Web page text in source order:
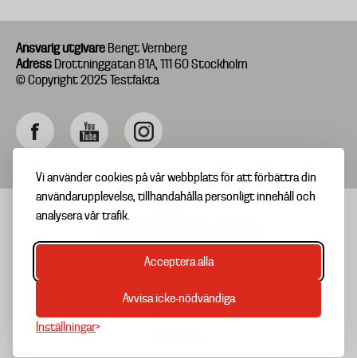
Vi använder cookies på vår webbplats för att förbättra din
användarupplevelse, tillhandahålla personligt innehåll och
analysera vår trafik.
Acceptera alla
Avvisa icke-nödvändiga
Inställningar
Ansvarig utgivare Bengt Vernberg
Adress Drottninggatan 81A, 111 60 Stockholm
© Copyright 2025 Testfakta
Footer
menu
TIPSA OSS
OM TESTFAKTA
NYHETSBREV